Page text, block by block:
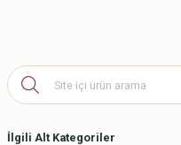
İlgili Alt Kategoriler